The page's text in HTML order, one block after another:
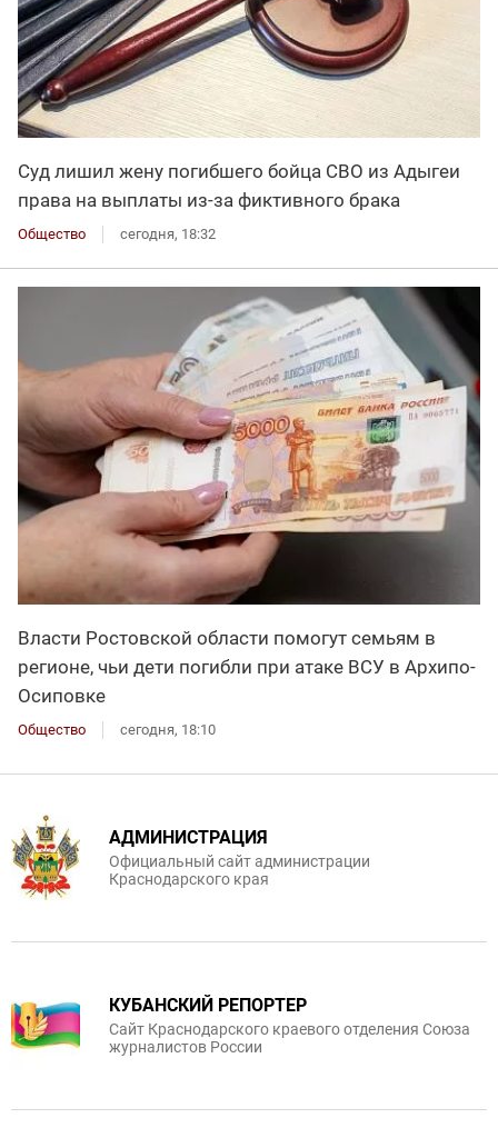
Суд лишил жену погибшего бойца СВО из Адыгеи
права на выплаты из-за фиктивного брака
Общество сегодня, 18:32
Власти Ростовской области помогут семьям в
регионе, чьи дети погибли при атаке ВСУ в Архипо-
Осиповке
Общество сегодня, 18:10
АДМИНИСТРАЦИЯ
Официальный сайт администрации
Краснодарского края
КУБАНСКИЙ РЕПОРТЕР
Сайт Краснодарского краевого отделения Союза
журналистов России